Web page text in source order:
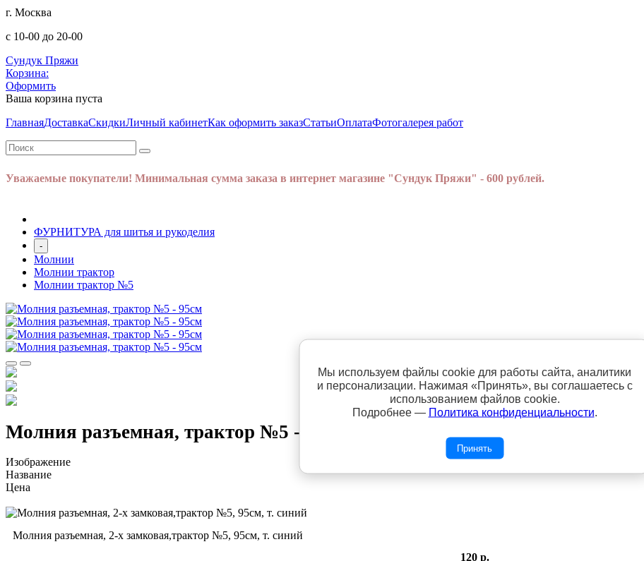
г. Москва
с 10-00 до 20-00
Сундук Пряжи
Корзина:
Оформить
Ваша корзина пуста
ГлавнаяДоставкаСкидкиЛичный кабинетКак оформить заказСтатьиОплатаФотогалерея работ
Уважаемые покупатели! Минимальная сумма заказа в интернет магазине "Сундук Пряжи" - 600 рублей.
ФУРНИТУРА для шитья и рукоделия
-
Молнии
Молнии трактор
Молнии трактор №5
Молния разъемная, трактор №5 - 95см
Изображение
Название
Цена
Молния разъемная, 2-х замковая,трактор №5, 95см, т. синий
120 р.
Мы используем файлы cookie для работы сайта, аналитики
и персонализации. Нажимая «Принять», вы соглашаетесь с
использованием файлов cookie.
Подробнее — Политика конфиденциальности.
Принять